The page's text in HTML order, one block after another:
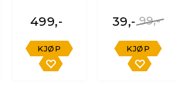
499,-
KJØP
99,-
39,-
KJØP